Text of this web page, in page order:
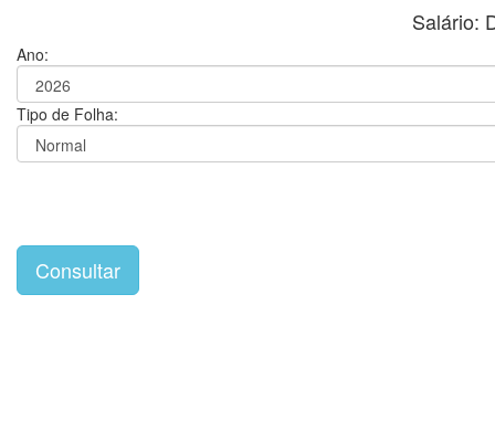
Salário:
Ano:
Tipo de Folha: